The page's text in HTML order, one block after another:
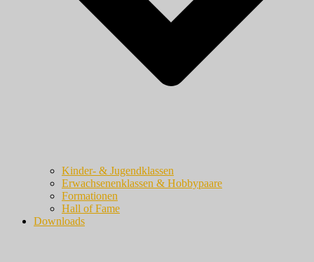
Kinder- & Jugendklassen
Erwachsenenklassen & Hobbypaare
Formationen
Hall of Fame
Downloads